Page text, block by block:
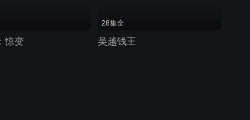
惊变
28集全
吴越钱王